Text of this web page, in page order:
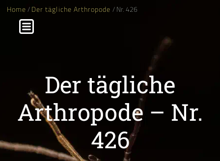
Home/Der tägliche Arthropode / Nr. 426
Der tägliche
Arthropode – Nr.
426